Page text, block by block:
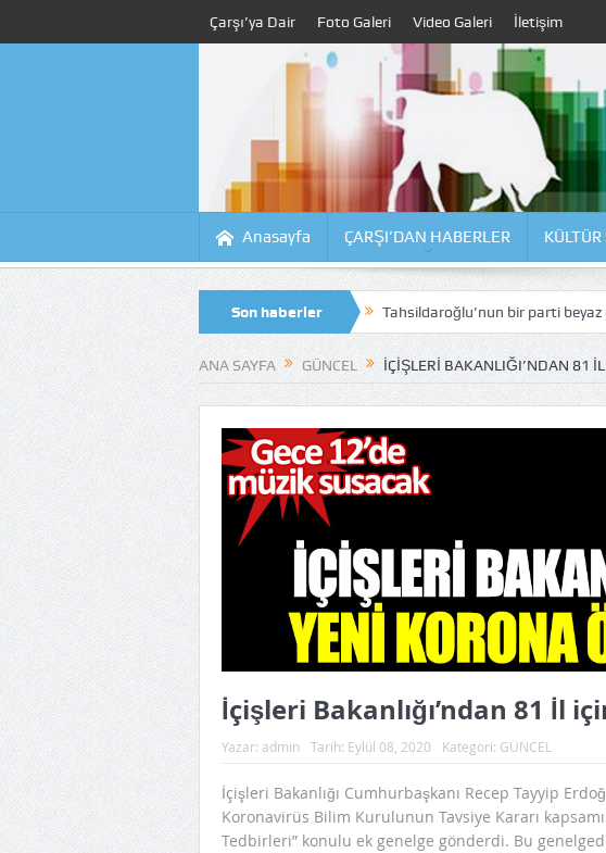
Çarşı’ya Dair Foto Galeri Video Galeri İletişim
Anasayfa ÇARŞI’DAN HABERLER
Son haberler
Kıyıdaki Dönüşüm Tartışılıyor Tahsildaroğlu’nun bir parti beyaz peyniri
ANA SAYFA GÜNCEL İÇIŞLERI BAKANLIĞI’NDAN 81
İçişleri Bakanlığı’ndan 81 İl
Yazar: admin Tarih: Eylül 08, 2020 Kategori: GÜNCEL
İçişleri Bakanlığı Cumhurbaşkanı Recep Tayyip
Koronavirüs Bilim Kurulunun Tavsiye Kararı
Tedbirleri” konulu ek genelge gönderdi. Bu